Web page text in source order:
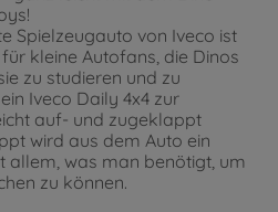
Spielzeugauto von Iveco ist
kleine Autofans, die Dinos
zu studieren und zu
Iveco Daily 4x4 zur
auf- und zugeklappt
wird aus dem Auto ein
allem, was man benötigt, um
zu können.